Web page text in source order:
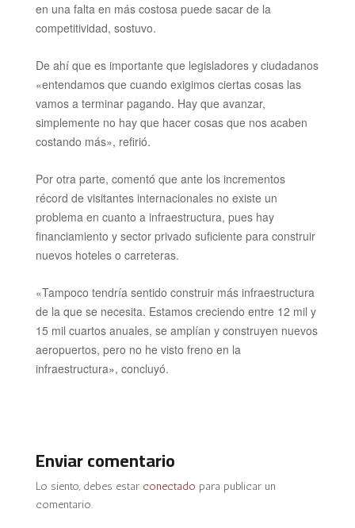
en una falta en más costosapuede sacar de la
competitividad, sostuvo.
De ahí que es importante que legisladores y ciudadanos
«entendamos que cuando exigimos ciertas cosas las
vamos a terminar pagando. Hay que avanzar,
simplemente no hay que hacer cosas que nos acaben
costando más», refirió.
Por otra parte, comentó que ante los incrementos
récord de visitantes internacionales no existe un
problema en cuanto a infraestructura, pues hay
financiamiento y sector privado suficiente para construir
nuevos hoteles o carreteras.
«Tampoco tendría sentido construir más infraestructura
de la que se necesita. Estamos creciendo entre 12 mil y
15 mil cuartos anuales, se amplían y construyen nuevos
aeropuertos, pero no he visto freno en la
infraestructura», concluyó.
Enviar comentario
Lo siento, debes estar conectado para publicar un
comentario.